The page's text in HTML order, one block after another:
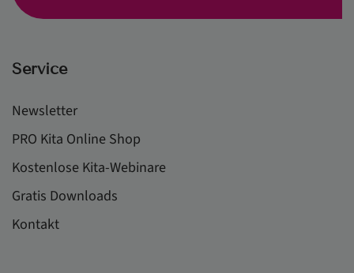
Service
Newsletter
PRO Kita Online Shop
Kostenlose Kita-Webinare
Gratis Downloads
Kontakt